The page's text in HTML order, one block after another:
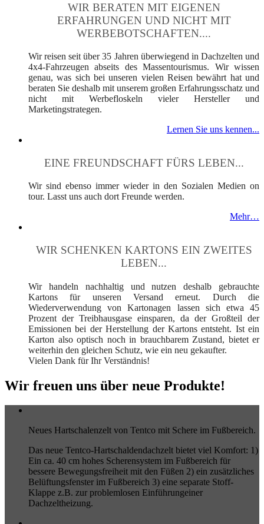
WIR BERATEN MIT EIGENEN
ERFAHRUNGEN UND NICHT MIT
WERBEBOTSCHAFTEN....
Wir reisen seit über 35 Jahren überwiegend in Dachzelten und
4x4-Fahrzeugen abseits des Massentourismus. Wir wissen
genau, was sich bei unseren vielen Reisen bewährt hat und
beraten Sie deshalb mit unserem großen Erfahrungsschatz und
nicht mit Werbefloskeln vieler Hersteller und
Marketingstrategen.
Lernen Sie uns kennen...
EINE FREUNDSCHAFT FÜRS LEBEN...
Wir sind ebenso immer wieder in den Sozialen Medien on
tour. Lasst uns auch dort Freunde werden.
Mehr…
WIR SCHENKEN KARTONS EIN ZWEITES
LEBEN...
Wir handeln nachhaltig und nutzen deshalb gebrauchte
Kartons für unseren Versand erneut. Durch die
Wiederverwendung von Kartonagen lassen sich etwa 45
Prozent der Treibhausgase einsparen, da der Großteil der
Emissionen bei der Herstellung der Kartons entsteht. Ist ein
Karton also optisch noch in brauchbarem Zustand, bietet er
weiterhin den gleichen Schutz, wie ein neu gekaufter.
Vielen Dank für Ihr Verständnis!
Wir freuen uns über neue Produkte!
Neues Hartschalenzelt von Tentco mit Schere im Fußbereich.
Das neue Tentco-Hartschaldendachzelt bietet viel Komfort: 1)
Ein ca. 40 cm hohes Scherensystem im Fußbereich für
bessere Bewegungsfreiheit mit den Füßen 2) ein zusätzliches
Belüftungsfenster im Fußbereich 3) eine separate Stoff-
Klappe z.B. zur problemlosen Einführungeiner
Dachzeltheizung.